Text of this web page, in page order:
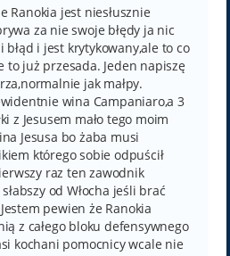
Ranokia jest niesłusznie
za nie swoje błędy ja nic
błąd i jest krytykowany,ale to co
już przesada. Jeden napiszę
jak małpy.
wina Campaniaro,a 3
z Jesusem mało tego moim
Jesusa bo żaba musi
którego sobie odpuścił
raz ten zawodnik
od Włocha jeśli brać
pewien że Ranokia
z całego bloku defensywnego
kochani pomocnicy wcale nie